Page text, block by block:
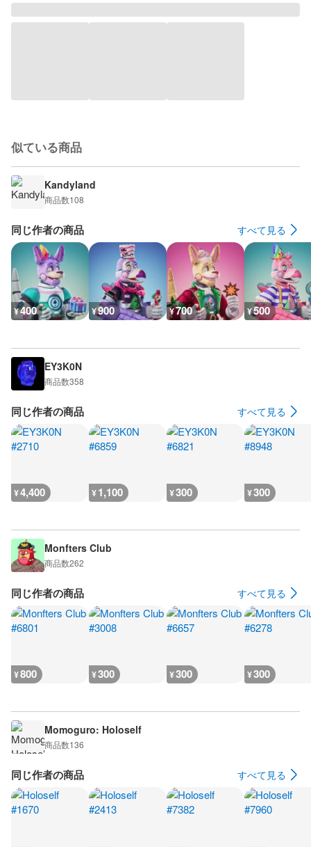
似ている商品
Kandyland
商品数108
同じ作者の商品 すべて見る
¥400 ¥900 ¥700 ¥500
EY3K0N
商品数358
同じ作者の商品 すべて見る
¥4,400 ¥1,100 ¥300 ¥300
Monfters Club
商品数262
同じ作者の商品 すべて見る
¥800 ¥300 ¥300 ¥300
Momoguro: Holoself
商品数136
同じ作者の商品 すべて見る